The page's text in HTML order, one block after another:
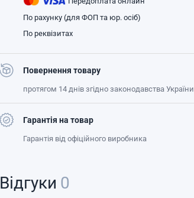
По рахунку (для ФОП та юр. осіб)
По реквізитах
Повернення товару
протягом 14 днів згідно законодавства України
Гарантія на товар
Гарантія від офіційного виробника
Відгуки 0